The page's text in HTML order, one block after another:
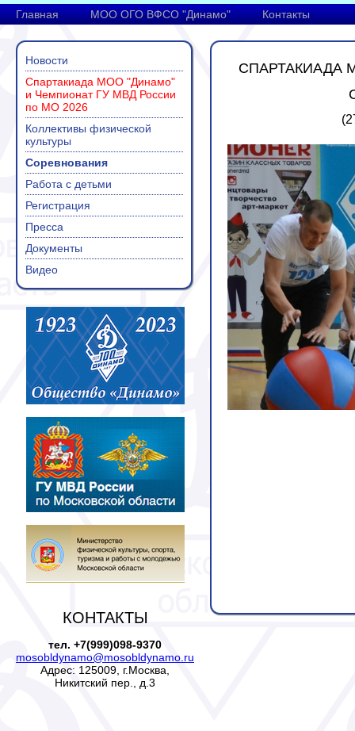
Главная МОО ОГО ВФСО "Динамо" Контакты
Новости
Спартакиада МОО "Динамо"
и Чемпионат ГУ МВД России
по МО 2026
Коллективы физической
культуры
Соревнования
Работа с детьми
Регистрация
Пресса
Документы
Видео
КОНТАКТЫ
тел. +7(999)098-9370
mosobldynamo@mosobldynamo.ru
Адрес: 125009, г.Москва,
Никитский пер., д.3
СПАРТАКИАДА